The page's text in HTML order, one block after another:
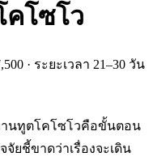
คโซโว
· ระยะเวลา 21–30 วัน
านทูตโคโซโวคือขั้นตอน
ยชี้ขาดว่าเรื่องจะเดิน